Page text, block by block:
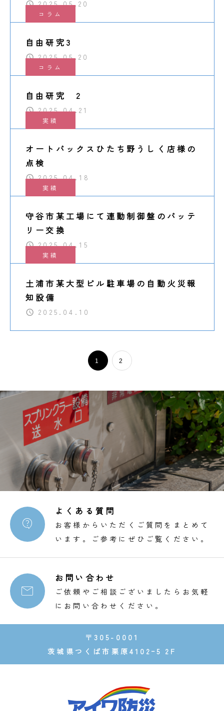
2025.05.20
コラム
自由研究3
2025.05.20
コラム
自由研究 2
2025.04.21
実績
オートバックスひたち野うしく店様の
点検
2025.04.18
実績
守谷市某工場にて連動制御盤のバッテ
リー交換
2025.04.15
実績
土浦市某大型ビル駐車場の自動火災報
知設備
2025.04.10
1 2

よくある質問
お客様からいただくご質問をまとめて
います。ご参考にぜひご覧ください。

お問い合わせ
ご依頼やご相談ございましたらお気軽
にお問い合わせください。
〒305-0001
茨城県つくば市栗原4102ｰ5 2F